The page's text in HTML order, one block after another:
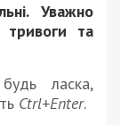
Уважно
тривоги та
ласка,
Ctrl+Enter.